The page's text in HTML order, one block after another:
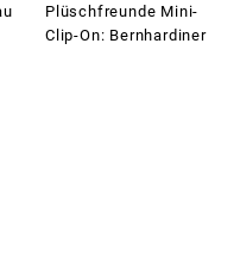
Plüschfreunde Mini-
Clip-On: Bernhardiner